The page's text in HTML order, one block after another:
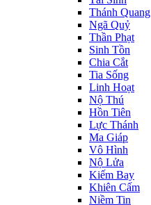
Thánh Quang
Ngã Quỷ
Thần Phạt
Sinh Tồn
Chia Cắt
Tia Sống
Linh Hoạt
Nộ Thú
Hồn Tiên
Lực Thánh
Ma Giáp
Vô Hình
Nộ Lửa
Kiếm Bay
Khiên Cấm
Niềm Tin